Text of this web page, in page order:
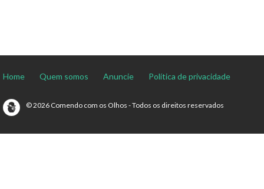
Home Quem somos Anuncie Política de privacidade
© 2026 Comendo com os Olhos - Todos os direitos reservados